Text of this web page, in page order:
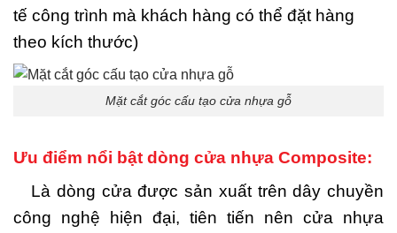
tế công trình mà khách hàng có thể đặt hàng
theo kích thước)
Mặt cắt góc cấu tạo cửa nhựa gỗ
Ưu điểm nổi bật dòng cửa nhựa Composite:
Là dòng cửa được sản xuất trên dây chuyền
công nghệ hiện đại, tiên tiến nên cửa nhựa